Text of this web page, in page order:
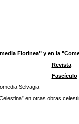
Florinea" y en la
Revista
Fascículo
Selvagia
en otras obras